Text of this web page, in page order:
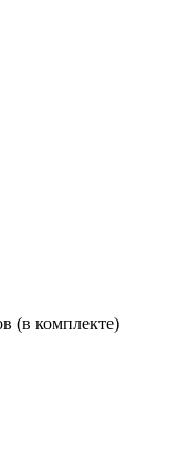
(в комплекте)